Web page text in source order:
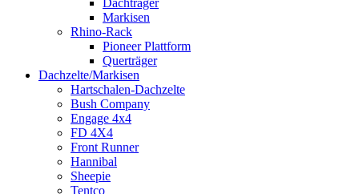
Dachträger
Markisen
Rhino-Rack
Pioneer Plattform
Querträger
Dachzelte/Markisen
Hartschalen-Dachzelte
Bush Company
Engage 4x4
FD 4X4
Front Runner
Hannibal
Sheepie
Tentco